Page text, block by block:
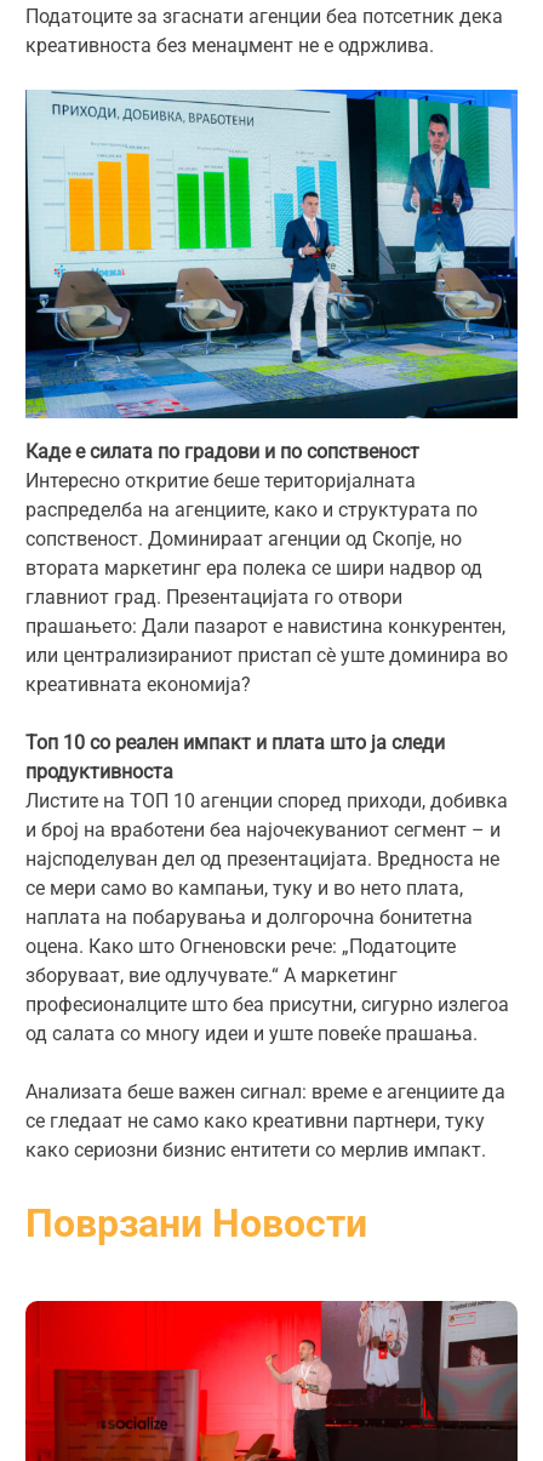
Податоците за згаснати агенции беа потсетник дека
креативноста без менаџмент не е одржлива.
Каде е силата по градови и по сопственост
Интересно откритие беше територијалната
распределба на агенциите, како и структурата по
сопственост. Доминираат агенции од Скопје, но
втората маркетинг ера полека се шири надвор од
главниот град. Презентацијата го отвори
прашањето: Дали пазарот е навистина конкурентен,
или централизираниот пристап сѐ уште доминира во
креативната економија?
Топ 10 со реален импакт и плата што ја следи
продуктивноста
Листите на ТОП 10 агенции според приходи, добивка
и број на вработени беа најочекуваниот сегмент – и
најсподелуван дел од презентацијата. Вредноста не
се мери само во кампањи, туку и во нето плата,
наплата на побарувања и долгорочна бонитетна
оцена. Како што Огненовски рече: „Податоците
зборуваат, вие одлучувате.“ А маркетинг
професионалците што беа присутни, сигурно излегоа
од салата со многу идеи и уште повеќе прашања.
Анализата беше важен сигнал: време е агенциите да
се гледаат не само како креативни партнери, туку
како сериозни бизнис ентитети со мерлив импакт.
Поврзани Новости